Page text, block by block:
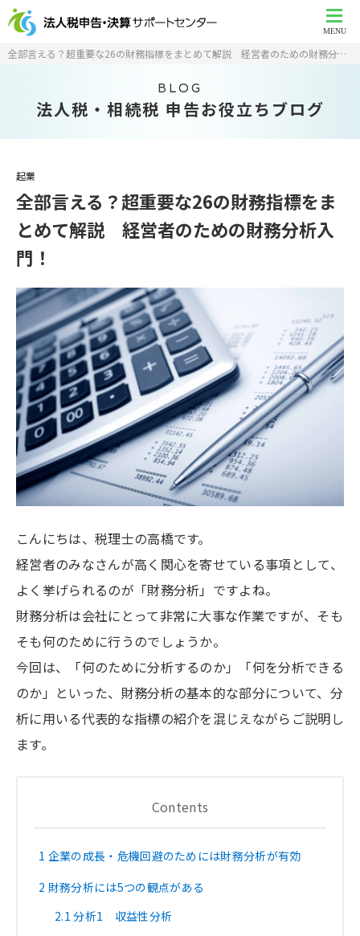
MENU
全部言える？超重要な26の財務指標をまとめて解説 経営者のための財務分析入門！
BLOG
法人税・相続税 申告お役立ちブログ
起業
全部言える？超重要な26の財務指標をま
とめて解説 経営者のための財務分析入
門！
こんにちは、税理士の高橋です。
経営者のみなさんが高く関心を寄せている事項として、
よく挙げられるのが「財務分析」ですよね。
財務分析は会社にとって非常に大事な作業ですが、そも
そも何のために行うのでしょうか。
今回は、「何のために分析するのか」「何を分析できる
のか」といった、財務分析の基本的な部分について、分
析に用いる代表的な指標の紹介を混じえながらご説明し
ます。
Contents
1 企業の成長・危機回避のためには財務分析が有効
2 財務分析には5つの観点がある
2.1 分析1 収益性分析